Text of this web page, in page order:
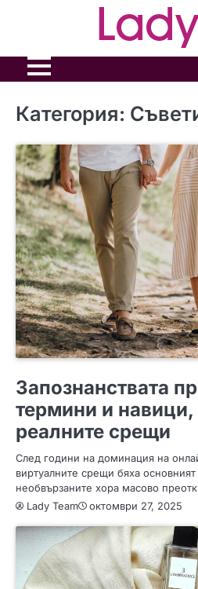
Категория:
Запознанствата
термини и
реалните срещи
След години на доминация на
виртуалните срещи бяха основният
необвързаните хора масово
Lady Team
октомври 27, 2025